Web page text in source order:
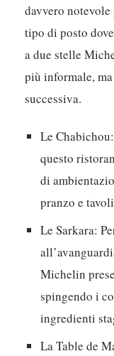
davvero
tipo di posto
a due stelle
più informale,
successiva.
Le Chabichou:
questo
di
pranzo e
Le Sarkara:
Michelin
spingendo i
ingredienti
La Table de